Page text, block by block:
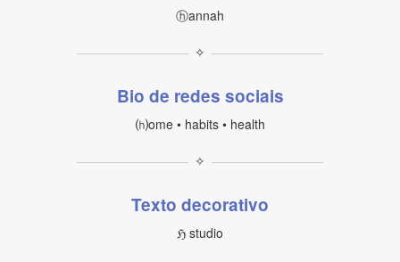
ⓗannah
✧
Bio de redes sociais
⒣ome • habits • health
✧
Texto decorativo
ℌ studio